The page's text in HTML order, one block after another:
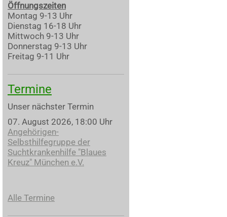
Öffnungszeiten
Montag 9-13 Uhr
Dienstag 16-18 Uhr
Mittwoch 9-13 Uhr
Donnerstag 9-13 Uhr
Freitag 9-11 Uhr
Termine
Unser nächster Termin
07. August 2026, 18:00 Uhr
Angehörigen-
Selbsthilfegruppe der
Suchtkrankenhilfe "Blaues
Kreuz" München e.V.
Alle Termine